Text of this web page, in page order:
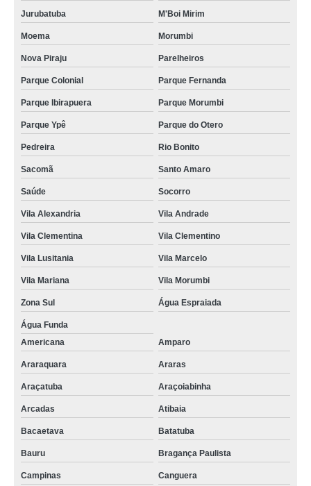
Jurubatuba M'Boi Mirim
Moema Morumbi
Nova Piraju Parelheiros
Parque Colonial Parque Fernanda
Parque Ibirapuera Parque Morumbi
Parque Ypê Parque do Otero
Pedreira Rio Bonito
Sacomã Santo Amaro
Saúde Socorro
Vila Alexandria Vila Andrade
Vila Clementina Vila Clementino
Vila Lusitania Vila Marcelo
Vila Mariana Vila Morumbi
Zona Sul Água Espraiada
Água Funda
Americana
Amparo
Araraquara Araras
Araçatuba Araçoiabinha
Arcadas Atibaia
Bacaetava Batatuba
Bauru Bragança Paulista
Campinas Canguera